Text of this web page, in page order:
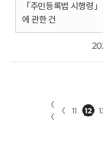
「주민등록법 시행령
에 관한 건
〈
〈
〈 11 12